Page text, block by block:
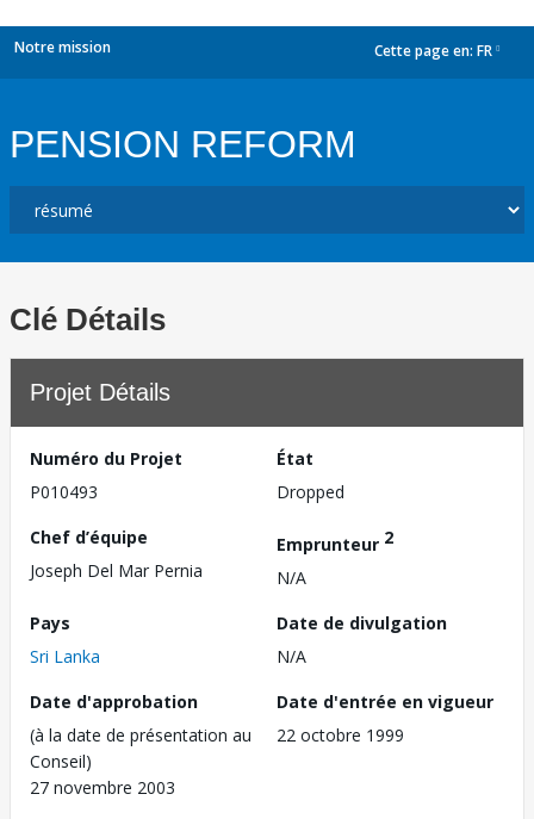
Notre mission Cette page en: FR
PENSION REFORM
Clé Détails
Projet Détails
Numéro du Projet
P010493
État
Dropped
Chef d’équipe
Joseph Del Mar Pernia
Emprunteur 2
N/A
Pays
Sri Lanka
Date de divulgation
N/A
Date d'approbation
(à la date de présentation au
Conseil)
27 novembre 2003
Date d'entrée en vigueur
22 octobre 1999